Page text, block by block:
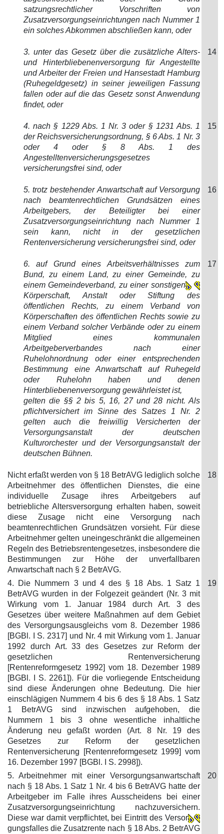
satzungsrechtlicher Vorschriften von
Zusatzversorgungseinrichtungen nach Nummer 1
ein solches Abkommen abschließen kann, oder
3. unter das Gesetz über die zusätzliche Alters-
und Hinterbliebenenversorgung für Angestellte
und Arbeiter der Freien und Hansestadt Hamburg
(Ruhegeldgesetz) in seiner jeweiligen Fassung
fallen oder auf die das Gesetz sonst Anwendung
findet, oder
14
4. nach § 1229 Abs. 1 Nr. 3 oder § 1231 Abs. 1
der Reichsversicherungsordnung, § 6 Abs. 1 Nr. 3
oder 4 oder § 8 Abs. 1 des
Angestelltenversicherungsgesetzes
versicherungsfrei sind, oder
15
5. trotz bestehender Anwartschaft auf Versorgung
nach beamtenrechtlichen Grundsätzen eines
Arbeitgebers, der Beteiligter bei einer
Zusatzversorgungseinrichtung nach Nummer 1
sein kann, nicht in der gesetzlichen
Rentenversicherung versicherungsfrei sind, oder
16
6. auf Grund eines Arbeitsverhältnisses zum
Bund, zu einem Land, zu einer Gemeinde, zu
einem Gemeindeverband, zu einer sonstigen
Körperschaft, Anstalt oder Stiftung des
öffentlichen Rechts, zu einem Verband von
Körperschaften des öffentlichen Rechts sowie zu
einem Verband solcher Verbände oder zu einem
Mitglied eines kommunalen
Arbeitgeberverbandes nach einer
Ruhelohnordnung oder einer entsprechenden
Bestimmung eine Anwartschaft auf Ruhegeld
oder Ruhelohn haben und denen
Hinterbliebenenversorgung gewährleistet ist,
gelten die §§ 2 bis 5, 16, 27 und 28 nicht. Als
pflichtversichert im Sinne des Satzes 1 Nr. 2
gelten auch die freiwillig Versicherten der
Versorgungsanstalt der deutschen
Kulturorchester und der Versorgungsanstalt der
deutschen Bühnen.
17
Nicht erfaßt werden von § 18 BetrAVG lediglich solche
Arbeitnehmer des öffentlichen Dienstes, die eine
individuelle Zusage ihres Arbeitgebers auf
betriebliche Altersversorgung erhalten haben, soweit
diese Zusage nicht eine Versorgung nach
beamtenrechtlichen Grundsätzen vorsieht. Für diese
Arbeitnehmer gelten uneingeschränkt die allgemeinen
Regeln des Betriebsrentengesetzes, insbesondere die
Bestimmungen zur Höhe der unverfallbaren
Anwartschaft nach § 2 BetrAVG.
18
4. Die Nummern 3 und 4 des § 18 Abs. 1 Satz 1
BetrAVG wurden in der Folgezeit geändert (Nr. 3 mit
Wirkung vom 1. Januar 1984 durch Art. 3 des
Gesetzes über weitere Maßnahmen auf dem Gebiet
des Versorgungsausgleichs vom 8. Dezember 1986
[BGBl. I S. 2317] und Nr. 4 mit Wirkung vom 1. Januar
1992 durch Art. 33 des Gesetzes zur Reform der
gesetzlichen Rentenversicherung
[Rentenreformgesetz 1992] vom 18. Dezember 1989
[BGBl. I S. 2261]). Für die vorliegende Entscheidung
sind diese Änderungen ohne Bedeutung. Die hier
einschlägigen Nummern 4 bis 6 des § 18 Abs. 1 Satz
1 BetrAVG sind inzwischen aufgehoben, die
Nummern 1 bis 3 ohne wesentliche inhaltliche
Änderung neu gefaßt worden (Art. 8 Nr. 19 des
Gesetzes zur Reform der gesetzlichen
Rentenversicherung [Rentenreformgesetz 1999] vom
16. Dezember 1997 [BGBl. I S. 2998]).
19
5. Arbeitnehmer mit einer Versorgungsanwartschaft
nach § 18 Abs. 1 Satz 1 Nr. 4 bis 6 BetrAVG hatte der
Arbeitgeber im Falle ihres Ausscheidens bei einer
Zusatzversorgungseinrichtung nachzuversichern.
Diese war damit verpflichtet, bei Eintritt des Versor
gungsfalles die Zusatzrente nach § 18 Abs. 2 BetrAVG
20